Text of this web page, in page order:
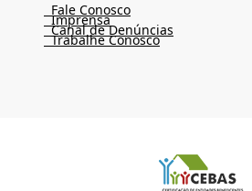
Fale Conosco
Imprensa
Canal de Denúncias
Trabalhe Conosco